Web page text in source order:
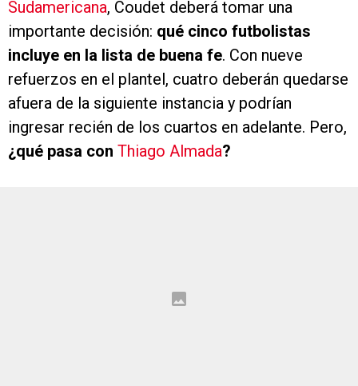
Sudamericana, Coudet deberá tomar una
importante decisión: qué cinco futbolistas
incluye en la lista de buena fe. Con nueve
refuerzos en el plantel, cuatro deberán quedarse
afuera de la siguiente instancia y podrían
ingresar recién de los cuartos en adelante. Pero,
¿qué pasa con Thiago Almada?